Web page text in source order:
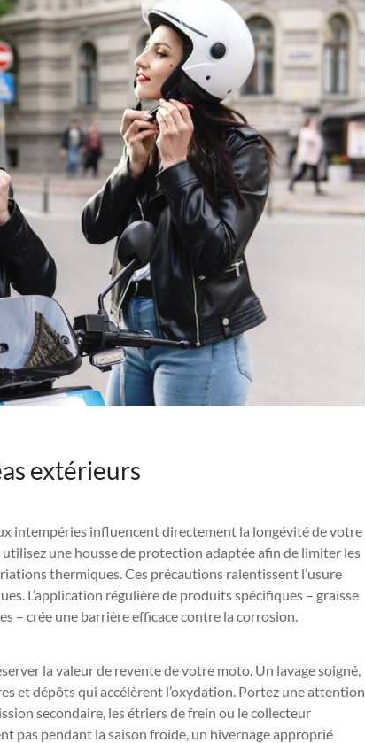
extérieurs
intempéries influencent directement la longévité de votre
une housse de protection adaptée afin de limiter les
thermiques. Ces précautions ralentissent l’usure
L’application régulière de produits spécifiques – graisse
– crée une barrière efficace contre la corrosion.
la valeur de revente de votre moto. Un lavage soigné,
et dépôts qui accélèrent l’oxydation. Portez une attention
secondaire, les étriers de frein ou le collecteur
pas pendant la saison froide, un hivernage approprié